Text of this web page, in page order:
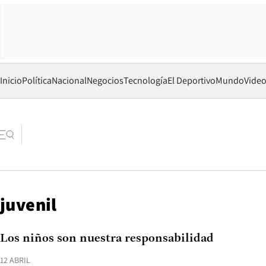
InicioPolíticaNacionalNegociosTecnologíaEl DeportivoMundo
juvenil
12 ABRIL
Los niños son nuestra responsabilidad